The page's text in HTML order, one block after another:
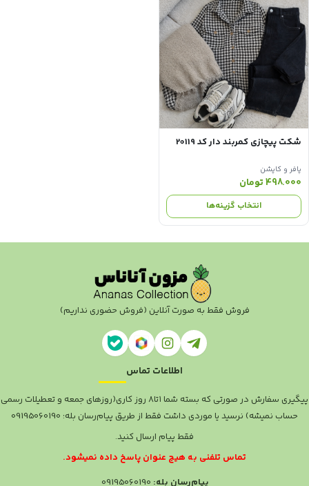
شکت‌ پیچازی کمربند دار کد 20119
پافر و کاپشن
498.000تومان
انتخاب گزینه‌ها
فروش فقط به صورت آنلاین (فروش حضوری نداریم)
اطلاعات تماس
پیگیری سفارش در صورتی که بسته شما ۱تا۸ روز کاری(روزهای جمعه و تعطیلات رسمی
حساب نمیشه) نرسید یا موردی داشت فقط از طریق پیام‌رسان بله: 09195060190
فقط پیام ارسال کنید.
تماس تلفنی به هیچ عنوان پاسخ داده نمیشود.
پیام‌رسان بله: